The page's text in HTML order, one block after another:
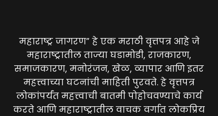
महाराष्ट्र जागरण” हे एक मराठी वृत्तपत्र आहे जे
महाराष्ट्रातील ताज्या घडामोडी, राजकारण,
समाजकारण, मनोरंजन, खेळ, व्यापार आणि इतर
महत्त्वाच्या घटनांची माहिती पुरवते. हे वृत्तपत्र
लोकांपर्यंत महत्त्वाची बातमी पोहोचवण्याचे कार्य
करते आणि महाराष्ट्रातील वाचक वर्गात लोकप्रिय